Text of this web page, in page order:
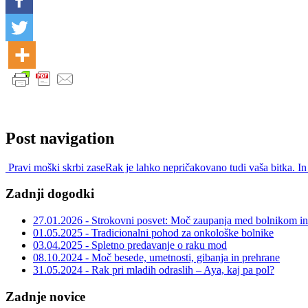
Post navigation
Pravi moški skrbi zaseRak je lahko nepričakovano tudi vaša bitka. In
Zadnji dogodki
27.01.2026 - Strokovni posvet: Moč zaupanja med bolnikom
01.05.2025 - Tradicionalni pohod za onkološke bolnike
03.04.2025 - Spletno predavanje o raku mod
08.10.2024 - Moč besede, umetnosti, gibanja in prehrane
31.05.2024 - Rak pri mladih odraslih – Aya, kaj pa pol?
Zadnje novice